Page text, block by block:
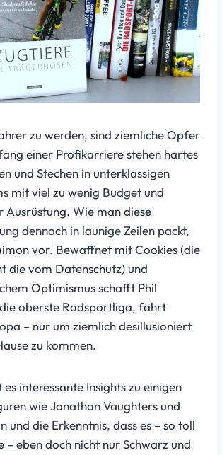
zu werden, sind ziemliche Opfer
einer Profikarriere stehen hartes
und Stechen in unterklassigen
mit viel zu wenig Budget und
Wie man diese
dennoch in launige Zeilen packt,
vor. Bewaffnet mit Cookies (die
die vom Datenschutz) und
Optimismus schafft Phil
oberste Radsportliga, fährt
– nur um ziemlich desillusioniert
zu kommen.
interessante Insights zu einigen
wie Jonathan Vaughters und
und die Erkenntnis, dass es – so toll
– eben doch nicht nur Schwarz und